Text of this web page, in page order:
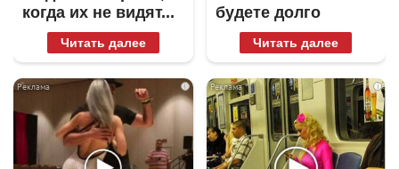
когда их не видят...
Читать далее
будете долго
Читать далее
i i